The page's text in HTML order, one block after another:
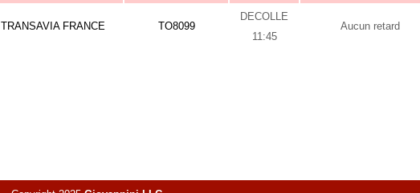
TRANSAVIA FRANCE TO8099
DECOLLE
11:45
Aucun retard